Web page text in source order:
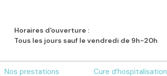
Horaires d'ouverture :
Tous les jours sauf le vendredi de 9h-20h
Nos prestations Cure d’hospitalisation